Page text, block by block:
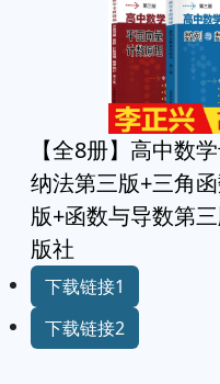
【全8册】高中数
纳法第三版+三角
版+函数与导数第
版社
下载链接1
下载链接2